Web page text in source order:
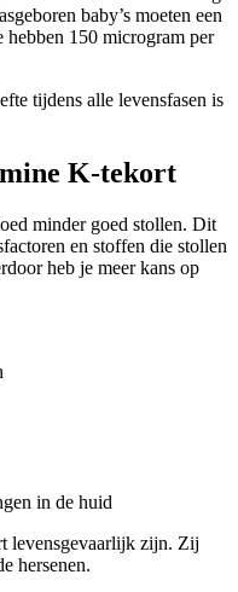
baby’s moeten een
150 microgram per
tijdens alle levensfasen is
K-tekort
minder goed stollen. Dit
en stoffen die stollen
heb je meer kans op
in de huid
levensgevaarlijk zijn. Zij
hersenen.